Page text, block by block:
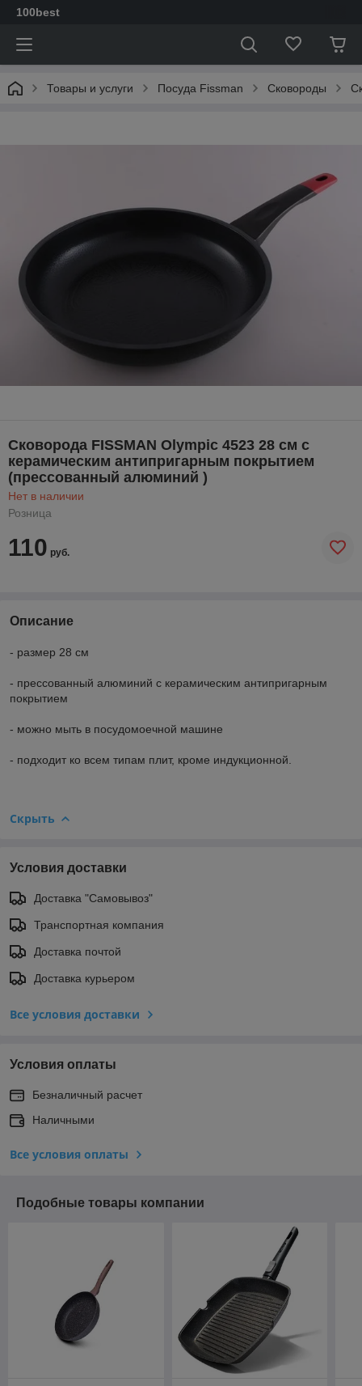
100best
Товары и услуги Посуда Fissman Сковороды
Cковорода FISSMAN Olympic 4523 28 см с
керамическим антипригарным покрытием
(прессованный алюминий )
Нет в наличии
Розница
110 руб.
Описание
- размер 28 см
- прессованный алюминий с керамическим антипригарным
покрытием
- можно мыть в посудомоечной машине
- подходит ко всем типам плит, кроме индукционной.
Скрыть
Условия доставки
Доставка "Самовывоз"
Транспортная компания
Доставка почтой
Доставка курьером
Все условия доставки
Условия оплаты
Безналичный расчет
Наличными
Все условия оплаты
Подобные товары компании